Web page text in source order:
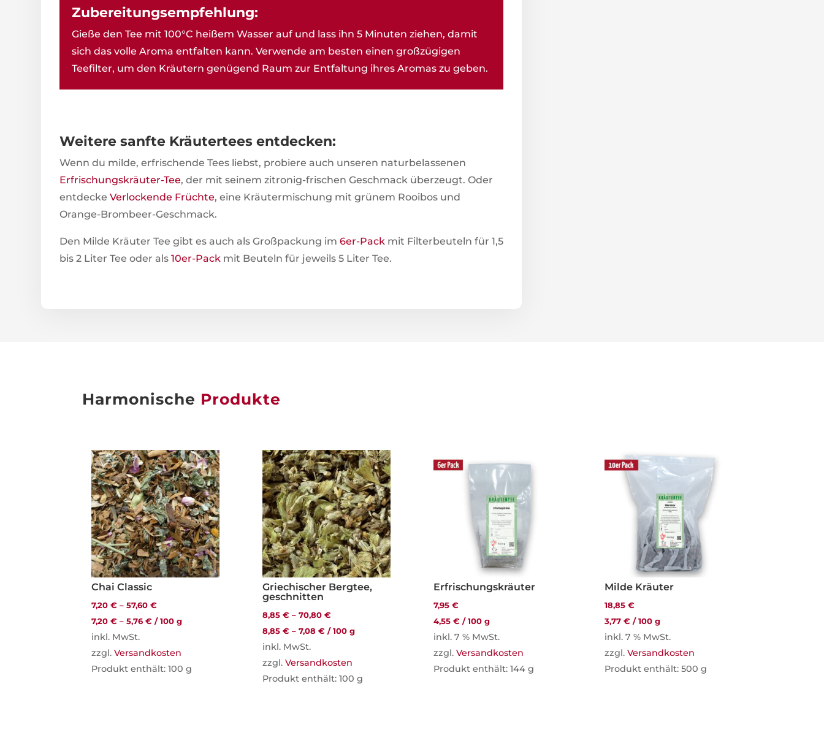
Zubereitungsempfehlung:
Gieße den Tee mit 100°C heißem Wasser auf und lass ihn 5 Minuten ziehen, damit
sich das volle Aroma entfalten kann. Verwende am besten einen großzügigen
Teefilter, um den Kräutern genügend Raum zur Entfaltung ihres Aromas zu geben.
Weitere sanfte Kräutertees entdecken:
Wenn du milde, erfrischende Tees liebst, probiere auch unseren naturbelassenen
Erfrischungskräuter-Tee, der mit seinem zitronig-frischen Geschmack überzeugt. Oder
entdeckeVerlockende Früchte, eine Kräutermischung mit grünem Rooibos und
Orange-Brombeer-Geschmack.
Den Milde Kräuter Tee gibt es auch als Großpackung im6er-Pack mit Filterbeuteln für 1,5
bis 2 Liter Tee oder als10er-Pack mit Beuteln für jeweils 5 Liter Tee.
Harmonische Produkte
Chai Classic
7,20€ –57,60€
7,20€ –5,76€ /100 g
inkl. MwSt.
zzgl.Versandkosten
Produkt enthält: 100g
Griechischer Bergtee,
geschnitten
8,85€ –70,80€
8,85€ –7,08€ /100 g
inkl. MwSt.
zzgl.Versandkosten
Produkt enthält: 100g
Erfrischungskräuter
7,95€
4,55€ /100 g
inkl. 7 % MwSt.
zzgl.Versandkosten
Produkt enthält: 144g
Milde Kräuter
18,85€
3,77€ /100 g
inkl. 7 % MwSt.
zzgl.Versandkosten
Produkt enthält: 500g